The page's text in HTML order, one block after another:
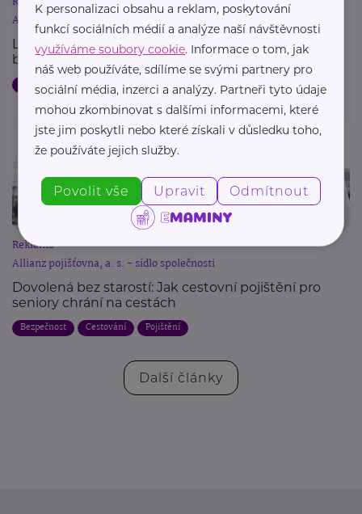
Allianz pojišťovna, a. s. - sídlo společnosti
Letní dovolená a pojištění: Jak chránit svůj majetek
během cest
Dovolená Bezpečnost Cestování Pojištění
Reklama
Allianz pojišťovna, a. s. - sídlo společnosti
Dovolená bez starostí: Jak cestovní pojištění pro
seniory chrání na cestách
Bezpečnost Cestování Pojištění
Další články
K personalizaci obsahu a reklam, poskytování
funkcí sociálních médií a analýze naší návštěvnosti
využíváme soubory cookie. Informace o tom, jak
náš web používáte, sdílíme se svými partnery pro
sociální média, inzerci a analýzy. Partneři tyto údaje
mohou zkombinovat s dalšími informacemi, které
jste jim poskytli nebo které získali v důsledku toho,
že používáte jejich služby.
Povolit vše Upravit Odmítnout